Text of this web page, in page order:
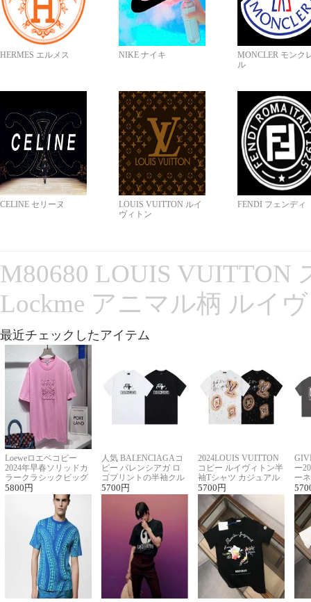
HERMES エルメス NIKE ナイキ
MONCLER モンク
ル
CELINE セリーヌ
LOUIS VUITTON ルイ
ヴィトン
FENDI フェンディ
M80680 LOUIS VUITTON
Lockme アニマル柄 ルイ
最近チェックしたアイテム
Loeweロエベコピー
2024年早春ソリッドカ
ラークラシックビッグ
ロゴ刺繍Tシャツ
5800 円
人気 BALENCIAGAコ
ピー バレンシアガ ロ
ゴプリントの半袖クル
ーネックTシャツ
5700 円
2024LOUIS VUITTON
コピー ルイヴィトン半
袖Tシャツ カジュアル
に馴染む 2色展開
5700 円
ー
ー
ー